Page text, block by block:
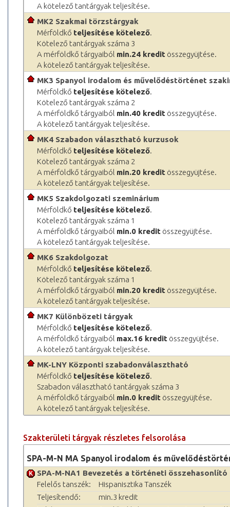
A kötelező tantárgyak teljesítése.
MK2 Szakmai törzstárgyak
Mérföldkő teljesítése kötelező.
Kötelező tantárgyak száma 3
A mérföldkő tárgyaiból min.24 kredit összegyüjtése.
A kötelező tantárgyak teljesítése.
MK3 Spanyol irodalom és művelődéstörténet
Mérföldkő teljesítése kötelező.
Kötelező tantárgyak száma 2
A mérföldkő tárgyaiból min.40 kredit összegyüjtése.
A kötelező tantárgyak teljesítése.
MK4 Szabadon választható kurzusok
Mérföldkő teljesítése kötelező.
Kötelező tantárgyak száma 2
A mérföldkő tárgyaiból min.20 kredit összegyüjtése.
A kötelező tantárgyak teljesítése.
MK5 Szakdolgozati szeminárium
Mérföldkő teljesítése kötelező.
Kötelező tantárgyak száma 1
A mérföldkő tárgyaiból min.0 kredit összegyüjtése.
A kötelező tantárgyak teljesítése.
MK6 Szakdolgozat
Mérföldkő teljesítése kötelező.
Kötelező tantárgyak száma 1
A mérföldkő tárgyaiból min.20 kredit összegyüjtése.
A kötelező tantárgyak teljesítése.
MK7 Különbözeti tárgyak
Mérföldkő teljesítése kötelező.
A mérföldkő tárgyaiból max.16 kredit összegyüjtése.
A kötelező tantárgyak teljesítése.
MK-LNY Központi szabadonválasztható
Mérföldkő teljesítése kötelező.
Szabadon választható tantárgyak száma 3
A mérföldkő tárgyaiból min.0 kredit összegyüjtése.
A kötelező tantárgyak teljesítése.
Szakterületi tárgyak részletes felsorolása
SPA-M-N MA Spanyol irodalom és
SPA-M-NA1 Bevezetés a történeti
Felelős tanszék:
Hispanisztika Tanszék
Teljesítendő:
min.3 kredit